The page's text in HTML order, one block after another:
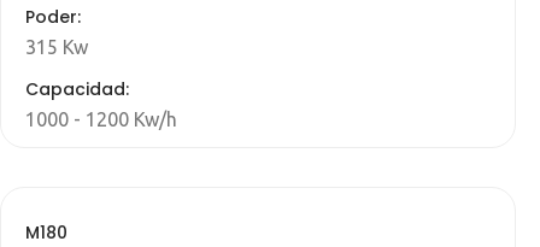
Poder:
315 Kw
Capacidad:
1000 - 1200 Kw/h
M180